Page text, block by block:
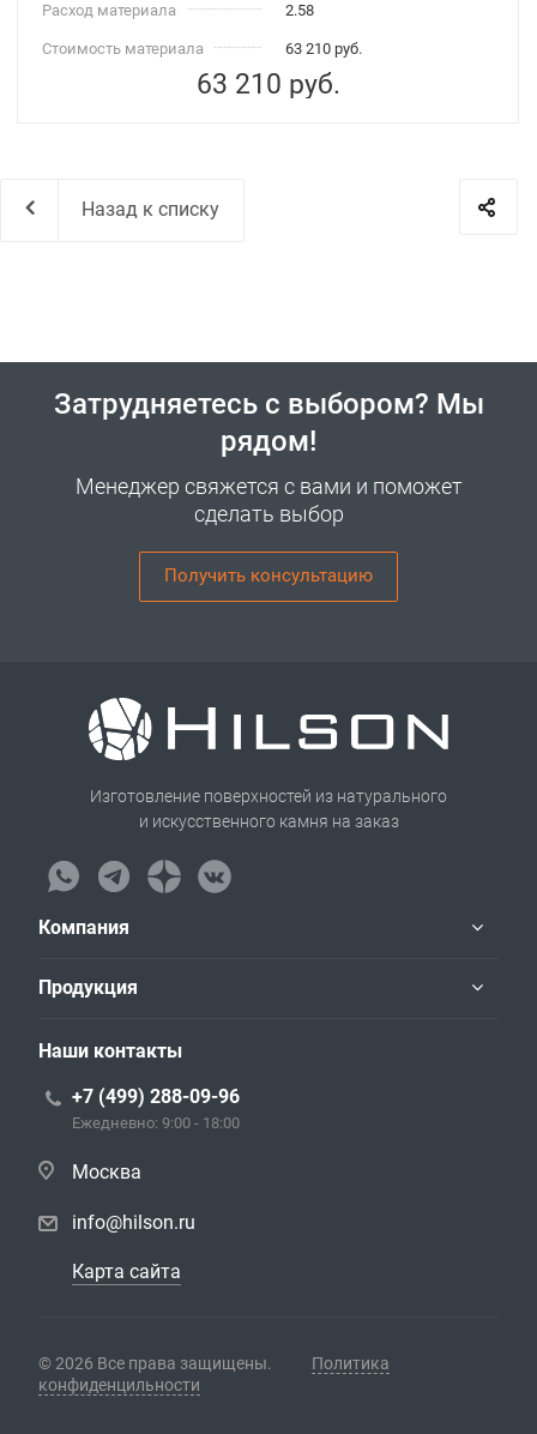
Расход материала 2.58
Стоимость материала 63 210 руб.
63 210 руб.
Назад к списку
Затрудняетесь с выбором? Мы
рядом!
Менеджер свяжется с вами и поможет
сделать выбор
Получить консультацию
Изготовление поверхностей из натурального
и искусственного камня на заказ
Компания
Продукция
Наши контакты
+7 (499) 288-09-96
Ежедневно: 9:00 - 18:00
Москва
info@hilson.ru
Карта сайта
© 2026 Все права защищены.
Политика
конфиденцильности